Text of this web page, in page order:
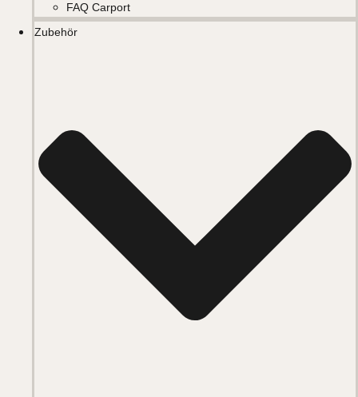
FAQ Carport
Zubehör